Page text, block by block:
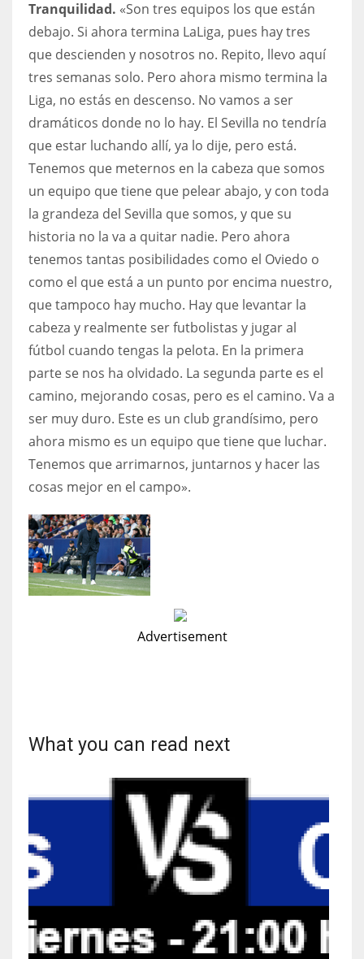
Tranquilidad. «Son tres equipos los que están
debajo. Si ahora termina LaLiga, pues hay tres
que descienden y nosotros no. Repito, llevo aquí
tres semanas solo. Pero ahora mismo termina la
Liga, no estás en descenso. No vamos a ser
dramáticos donde no lo hay. El Sevilla no tendría
que estar luchando allí, ya lo dije, pero está.
Tenemos que meternos en la cabeza que somos
un equipo que tiene que pelear abajo, y con toda
la grandeza del Sevilla que somos, y que su
historia no la va a quitar nadie. Pero ahora
tenemos tantas posibilidades como el Oviedo o
como el que está a un punto por encima nuestro,
que tampoco hay mucho. Hay que levantar la
cabeza y realmente ser futbolistas y jugar al
fútbol cuando tengas la pelota. En la primera
parte se nos ha olvidado. La segunda parte es el
camino, mejorando cosas, pero es el camino. Va a
ser muy duro. Este es un club grandísimo, pero
ahora mismo es un equipo que tiene que luchar.
Tenemos que arrimarnos, juntarnos y hacer las
cosas mejor en el campo».
Advertisement
What you can read next